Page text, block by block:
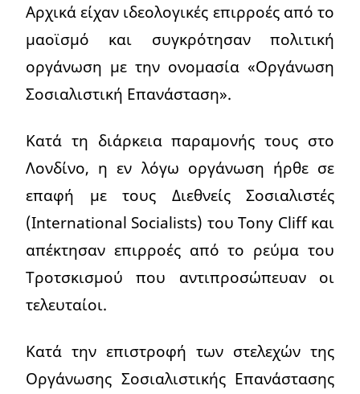
Αρχικά είχαν ιδεολογικές επιρροές από το
μαοϊσμό και συγκρότησαν πολιτική
οργάνωση με την ονομασία «Οργάνωση
Σοσιαλιστική Επανάσταση».
Κατά τη διάρκεια παραμονής τους στο
Λονδίνο, η εν λόγω οργάνωση ήρθε σε
επαφή με τους Διεθνείς Σοσιαλιστές
(International Socialists) του Tony Cliff και
απέκτησαν επιρροές από το ρεύμα του
Τροτσκισμού που αντιπροσώπευαν οι
τελευταίοι.
Κατά την επιστροφή των στελεχών της
Οργάνωσης Σοσιαλιστικής Επανάστασης